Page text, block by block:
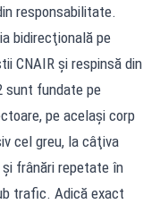
responsabilitate.
bidirecţională pe
CNAIR şi respinsă din
sunt fundate pe
pe acelaşi corp
cel greu, la câţiva
frânări repetate în
trafic. Adică exact